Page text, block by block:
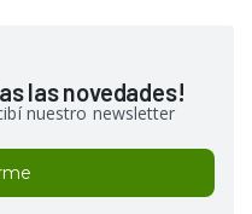
las novedades!
nuestro newsletter